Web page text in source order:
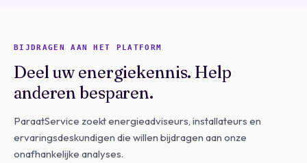
BIJDRAGEN AAN HET PLATFORM
Deel uw energiekennis. Help
anderen besparen.
ParaatService zoekt energieadviseurs, installateurs en
ervaringsdeskundigen die willen bijdragen aan onze
onafhankelijke analyses.